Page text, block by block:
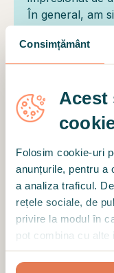
Consimțământ
Acest
Folosim cookie-uri
anunțurile, pentru a
a analiza traficul.
rețele sociale, de
privire la modul în
pot combina cu
În general, am
a schimbat spre
Client
O persoana
ARATĂ